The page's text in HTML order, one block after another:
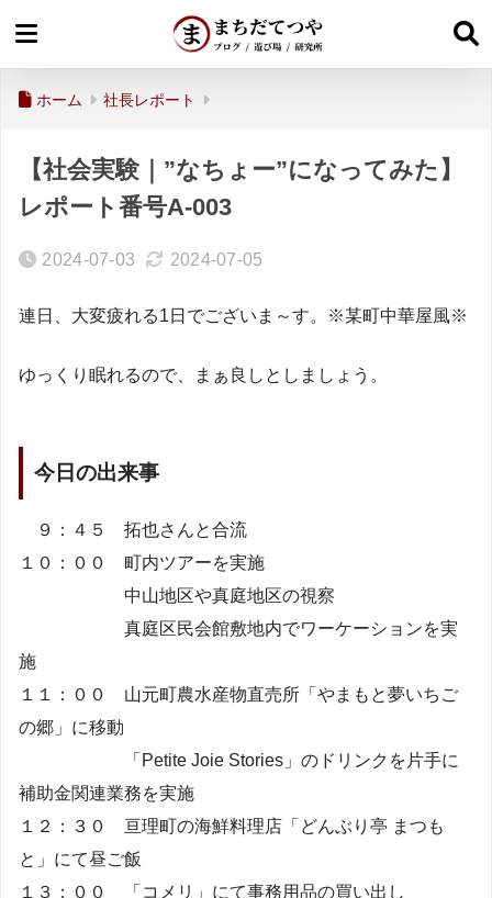
ホーム 社長レポート
【社会実験｜”なちょー”になってみた】
レポート番号A-003
2024-07-03 2024-07-05
連日、大変疲れる1日でございま～す。※某町中華屋風※
ゆっくり眠れるので、まぁ良しとしましょう。
今日の出来事
９：４５ 拓也さんと合流
１０：００ 町内ツアーを実施
中山地区や真庭地区の視察
真庭区民会館敷地内でワーケーションを実
施
１１：００ 山元町農水産物直売所「やまもと夢いちご
の郷」に移動
「Petite Joie Stories」のドリンクを片手に
補助金関連業務を実施
１２：３０ 亘理町の海鮮料理店「どんぶり亭 まつも
と」にて昼ご飯
１３：００ 「コメリ」にて事務用品の買い出し